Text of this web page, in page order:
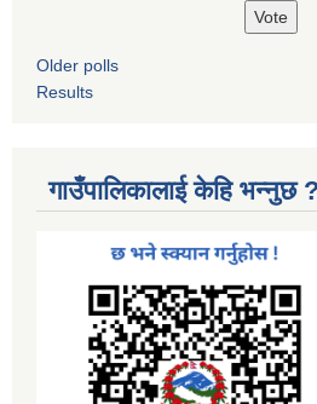
Older polls
Results
गाउँपालिकालाई केहि भन्नुछ